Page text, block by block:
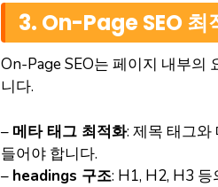
3. On-Page SEO 최
On-Page SEO는 페이지 내부의
니다.
– 메타 태그 최적화: 제목 태그
들어야 합니다.
– headings 구조: H1, H2, H3 등